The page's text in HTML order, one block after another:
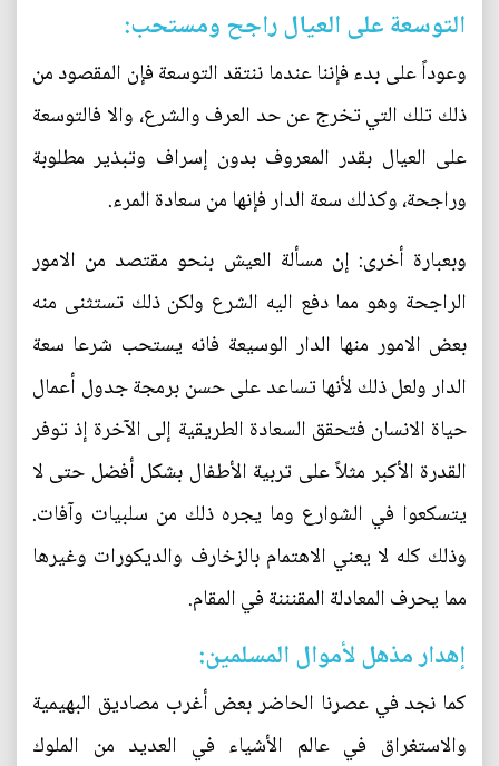
التوسعة على العيال راجح ومستحب:
وعوداً على بدء فإننا عندما ننتقد التوسعة فإن المقصود من
ذلك تلك التي تخرج عن حد العرف والشرع، والا فالتوسعة
على العيال بقدر المعروف بدون إسراف وتبذير مطلوبة
وراجحة، وكذلك سعة الدار فإنها من سعادة المرء.
وبعبارة أخرى: إن مسألة العيش بنحو مقتصد من الامور
الراجحة وهو مما دفع اليه الشرع ولكن ذلك تستثنى منه
بعض الامور منها الدار الوسيعة فانه يستحب شرعا سعة
الدار ولعل ذلك لأنها تساعد على حسن برمجة جدول أعمال
حياة الانسان فتحقق السعادة الطريقية إلى الآخرة إذ توفر
القدرة الأكبر مثلاً على تربية الأطفال بشكل أفضل حتى لا
يتسكعوا في الشوارع وما يجره ذلك من سلبيات وآفات.
وذلك كله لا يعني الاهتمام بالزخارف والديكورات وغيرها
مما يحرف المعادلة المقنننة في المقام.
إهدار مذهل لأموال المسلمين:
كما نجد في عصرنا الحاضر بعض أغرب مصاديق البهيمية
والاستغراق في عالم الأشياء في العديد من الملوك